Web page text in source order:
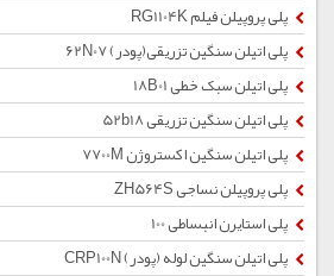
پلی پروپیلن فیلم RG1104K
پلی اتیلن سنگین تزریقی(پودر) 62N07
پلی اتیلن سبک خطی 18B01
پلی اتیلن سنگین تزریقی 52b18
پلی اتیلن سنگین اکستروژن 7700M
پلی پروپیلن نساجی ZH564S
پلی استایرن انبساطی 100
پلی اتیلن سنگین لوله (پودر) CRP100N